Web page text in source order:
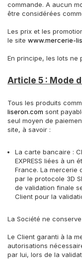
commande. A aucun
être considérées
Les prix et les
le site www.mercerie-
En principe, les lots ne
Article 5 : Mode
Tous les produits
liseron.com sont
seul moyen de
site, à savoir :
La carte bancaire :
EXPRESS liées à un
France. La mercerie
par le protocole 3D
de validation finale
Client pour la
La Société ne
Le Client garanti à la
autorisations
par lui, lors de la